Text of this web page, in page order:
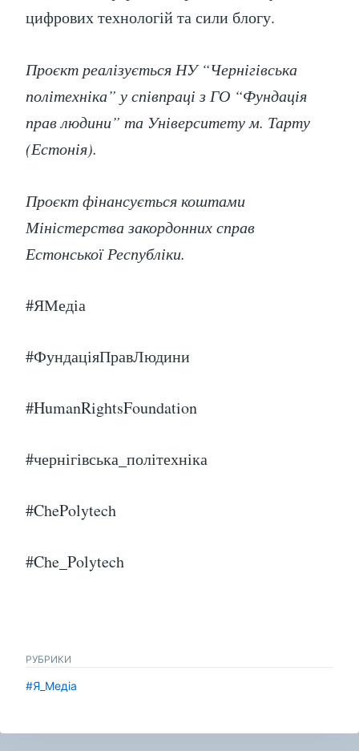
цифрових технологій та сили блогу.
Проєкт реалізується НУ “Чернігівська
політехніка” у співпраці з ГО “Фундація
прав людини” та Університету м. Тарту
(Естонія).
Проєкт фінансується коштами
Міністерства закордонних справ
Естонської Республіки.
#ЯМедіа
#ФундаціяПравЛюдини
#HumanRightsFoundation
#чернігівська_політехніка
#ChePolytech
#Che_Polytech
РУБРИКИ
#Я_Медіа